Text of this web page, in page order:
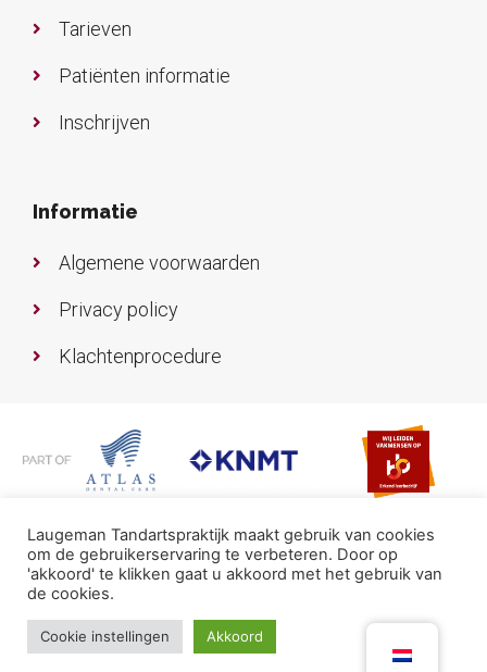
Tarieven
Patiënten informatie
Inschrijven
Informatie
Algemene voorwaarden
Privacy policy
Klachtenprocedure
© Laugeman Tandartspraktijk 2026 | Website
gerealiseerd doorTopPraktijk
Contact Inschrijven
Laugeman Tandartspraktijk maakt gebruik van cookies
om de gebruikerservaring te verbeteren. Door op
'akkoord' te klikken gaat u akkoord met het gebruik van
de cookies.
Cookie instellingen Akkoord